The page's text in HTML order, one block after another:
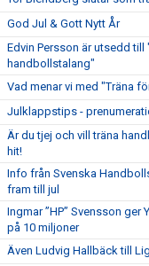
God Jul & Gott Nytt År
Edvin Persson är utsedd
handbollstalang"
Vad menar vi med "Träna
Julklappstips -
Är du tjej och vill träna
hit!
Info från Svenska
fram till jul
Ingmar ”HP” Svensson ger
på 10 miljoner
Även Ludvig Hallbäck till